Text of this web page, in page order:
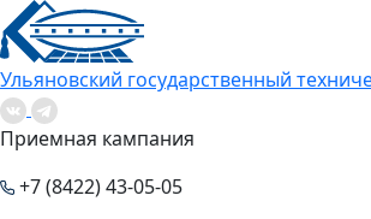
Ульяновский государственный
Приемная кампания
+7 (8422) 43-05-05